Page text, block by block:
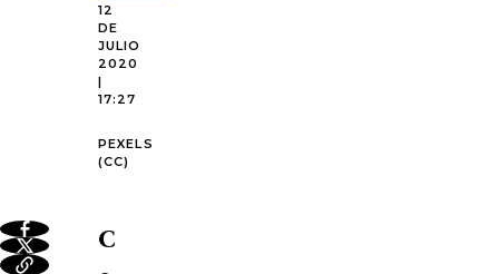
12
DE
JULIO
2020
|
17:27
PEXELS
(CC)
C